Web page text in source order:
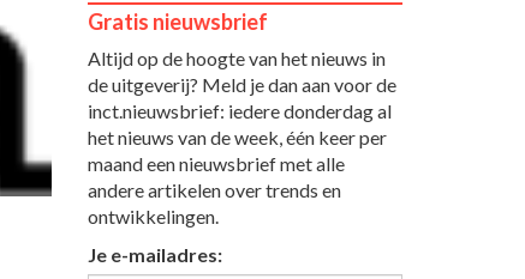
Gratis nieuwsbrief
Altijd op de hoogte van het nieuws in
de uitgeverij? Meld je dan aan voor de
inct.nieuwsbrief: iedere donderdag al
het nieuws van de week, één keer per
maand een nieuwsbrief met alle
andere artikelen over trends en
ontwikkelingen.
Je e-mailadres: